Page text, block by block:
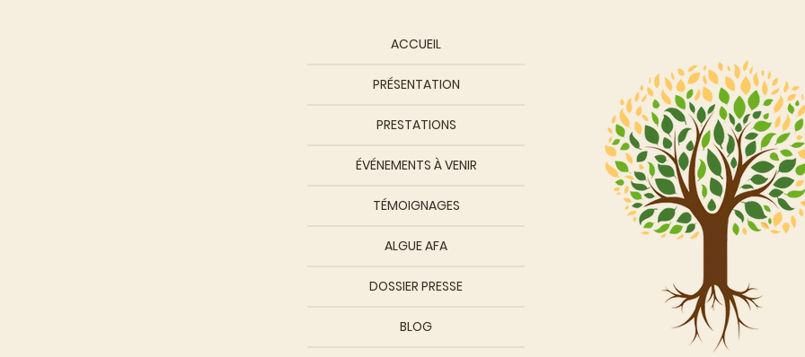
ACCUEIL
PRÉSENTATION
PRESTATIONS
ÉVÉNEMENTS À VENIR
TÉMOIGNAGES
ALGUE AFA
DOSSIER PRESSE
BLOG